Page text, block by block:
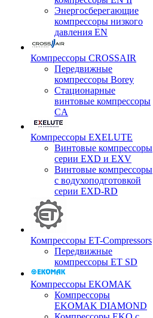
Энергосберегающие
компрессоры низкого
давления EN
Компрессоры CROSSAIR
Передвижные
компрессоры Borey
Стационарные
винтовые компрессоры
CA
Компрессоры EXELUTE
Винтовые компрессоры
серии EXD и EXV
Винтовые компрессоры
с водухоподготовкой
серии EXD-RD
Компрессоры ET-Compressors
Передвижные
компрессоры ET SD
Компрессоры EKOMAK
Компрессоры
EKOMAK DIAMOND